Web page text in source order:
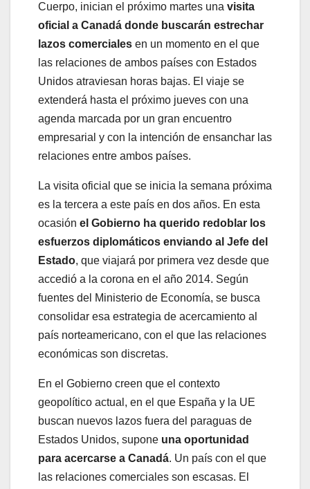
Cuerpo, inician el próximo martes una visita
oficial a Canadá donde buscarán estrechar
lazos comerciales en un momento en el que
las relaciones de ambos países con Estados
Unidos atraviesan horas bajas. El viaje se
extenderá hasta el próximo jueves con una
agenda marcada por un gran encuentro
empresarial y con la intención de ensanchar las
relaciones entre ambos países.
La visita oficial que se inicia la semana próxima
es la tercera a este país en dos años. En esta
ocasión el Gobierno ha querido redoblar los
esfuerzos diplomáticos enviando al Jefe del
Estado, que viajará por primera vez desde que
accedió a la corona en el año 2014. Según
fuentes del Ministerio de Economía, se busca
consolidar esa estrategia de acercamiento al
país norteamericano, con el que las relaciones
económicas son discretas.
En el Gobierno creen que el contexto
geopolítico actual, en el que España y la UE
buscan nuevos lazos fuera del paraguas de
Estados Unidos, supone una oportunidad
para acercarse a Canadá. Un país con el que
las relaciones comerciales son escasas. El